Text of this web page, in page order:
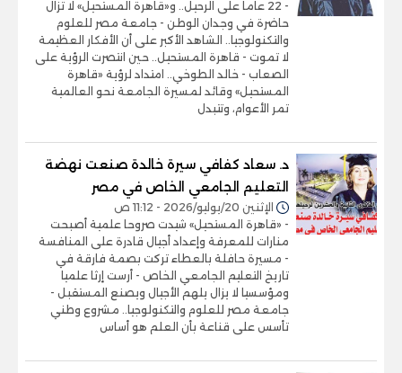
- 22 عاما على الرحيل.. و«قاهرة المستحيل» لا تزال
حاضرة في وجدان الوطن - جامعة مصر للعلوم
والتكنولوجيا.. الشاهد الأكبر على أن الأفكار العظيمة
لا تموت - قاهرة المستحيل.. حين انتصرت الرؤية على
الصعاب - خالد الطوخي.. امتداد لرؤية «قاهرة
المستحيل» وقائد لمسيرة الجامعة نحو العالمية
تمر الأعوام، وتتبدل
د. سعاد كفافي سيرة خالدة صنعت نهضة
التعليم الجامعي الخاص في مصر
الإثنين 20/يوليو/2026 - 11:12 ص
- «قاهرة المستحيل» شيدت صروحا علمية أصبحت
منارات للمعرفة وإعداد أجيال قادرة على المنافسة
- مسيرة حافلة بالعطاء تركت بصمة فارقة في
تاريخ التعليم الجامعي الخاص - أرست إرثا علميا
ومؤسسيا لا يزال يلهم الأجيال ويصنع المستقبل -
جامعة مصر للعلوم والتكنولوجيا.. مشروع وطني
تأسس على قناعة بأن العلم هو أساس